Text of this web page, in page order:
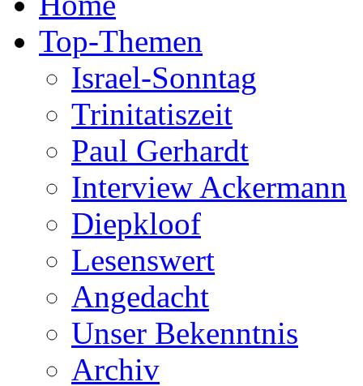
Top-Themen
Israel-Sonntag
Trinitatiszeit
Paul Gerhardt
Interview Ackermann
Diepkloof
Lesenswert
Angedacht
Unser Bekenntnis
Archiv